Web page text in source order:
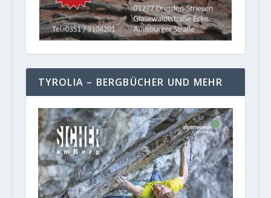
TYROLIA – BERGBÜCHER UND MEHR